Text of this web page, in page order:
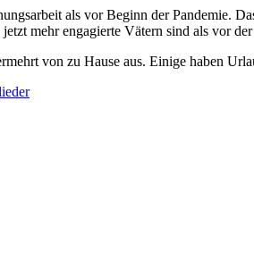
als vor Beginn der Pandemie.
mehr engagierte Vätern sind als vor
von zu Hause aus. Einige haben